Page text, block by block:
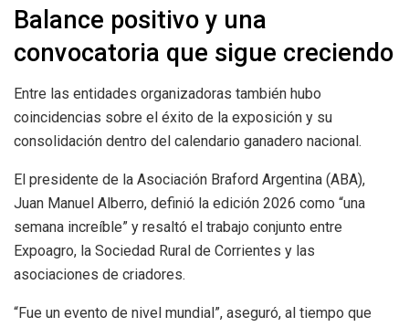
Balance positivo y una
convocatoria que sigue creciendo
Entre las entidades organizadoras también hubo
coincidencias sobre el éxito de la exposición y su
consolidación dentro del calendario ganadero nacional.
El presidente de la Asociación Braford Argentina (ABA),
Juan Manuel Alberro, definió la edición 2026 como “una
semana increíble” y resaltó el trabajo conjunto entre
Expoagro, la Sociedad Rural de Corrientes y las
asociaciones de criadores.
“Fue un evento de nivel mundial”, aseguró, al tiempo que